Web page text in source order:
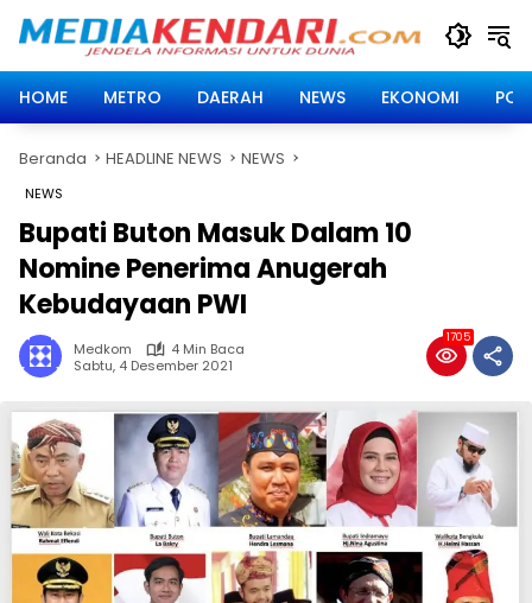
HOME
METRO DAERAH NEWS EKONOMI
Beranda HEADLINE NEWS NEWS
NEWS
Bupati Buton Masuk Dalam 10
Nomine Penerima Anugerah
Kebudayaan PWI
Medkom
4 Min Baca
Sabtu, 4 Desember 2021
1705